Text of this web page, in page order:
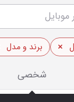
برند و مدل
شخصی